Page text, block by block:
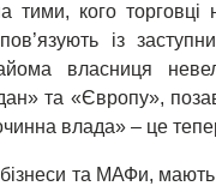
тими, кого
із
власниця
та «Європу»,
влада» – це
та МАФи,